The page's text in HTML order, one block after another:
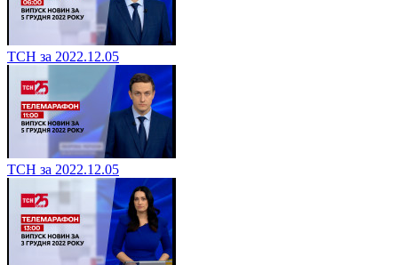
ТСН за 2022.12.05
ТСН за 2022.12.05